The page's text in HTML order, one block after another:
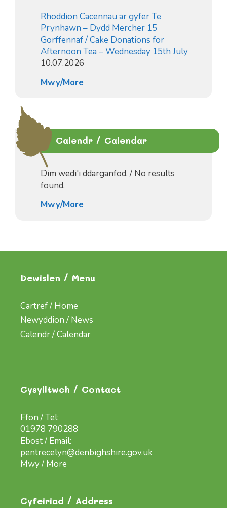
Rhoddion Cacennau ar gyfer Te
Prynhawn – Dydd Mercher 15
Gorffennaf / Cake Donations for
Afternoon Tea – Wednesday 15th July
10.07.2026
Mwy/More
Calendr / Calendar
Dim wedi'i ddarganfod. / No results
found.
Mwy/More
Dewislen / Menu
Cartref / Home
Newyddion / News
Calendr / Calendar
Cysylltwch / Contact
Ffon / Tel:
01978 790288
Ebost / Email:
pentrecelyn@denbighshire.gov.uk
Mwy / More
Cyfeiriad / Address